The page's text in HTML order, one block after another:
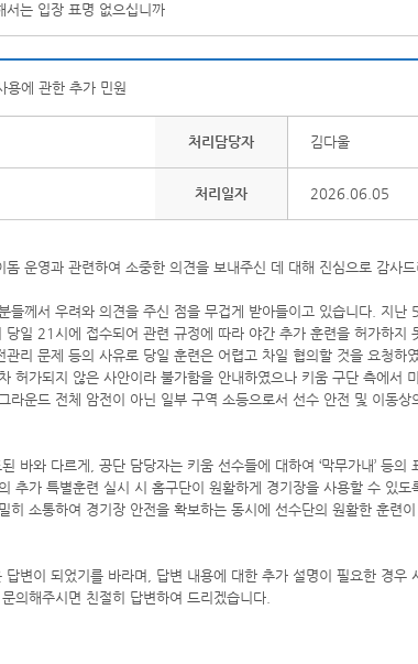
서는 입장 표명 없으십니까
용에 관한 추가 민원
처리담당자 김다울
처리일자 2026.06.05
돔 운영과 관련하여 소중한 의견을 보내주신 데 대해 진심으로 감사
들께서 우려와 의견을 주신 점을 무겁게 받아들이고 있습니다. 지
일 21시에 접수되어 관련 규정에 따라 야간 추가 훈련을 허가하지
관리 문제 등의 사유로 당일 훈련은 어렵고 차일 협의할 것을 요청하
허가되지 않은 사안이라 불가함을 안내하였으나 키움 구단 측에서
라운드 전체 암전이 아닌 일부 구역 소등으로서 선수 안전 및 이동상
바와 다르게, 공단 담당자는 키움 선수들에 대하여 ‘막무가내’ 등의
추가 특별훈련 실시 시 홈구단이 원활하게 경기장을 사용할 수 있
히 소통하여 경기장 안전을 확보하는 동시에 선수단의 원활한 훈련
답변이 되었기를 바라며, 답변 내용에 대한 추가 설명이 필요한 경우
해주시면 친절히 답변하여 드리겠습니다.